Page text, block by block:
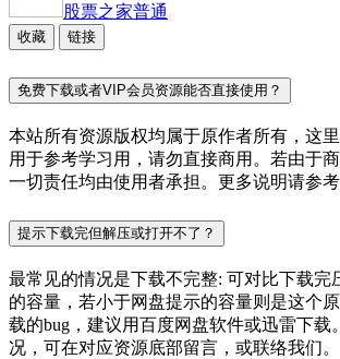
股票之家普通
收藏 链接
免费下载或者VIP会员资源能否直接使用？
本站所有资源版权均属于原作者所有，这
用于参考学习用，请勿直接商用。若由于
一切责任均由使用者承担。更多说明请参考
提示下载完但解压或打开不了？
最常见的情况是下载不完整: 可对比下载完
的容量，若小于网盘提示的容量则是这个
载的bug，建议用百度网盘软件或迅雷下载
况，可在对应资源底部留言，或联络我们。